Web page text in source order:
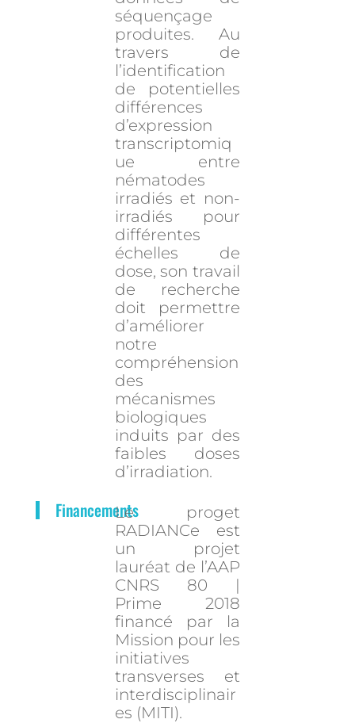
séquençage
produites. Au
travers de
l’identification
de potentielles
différences
d’expression
transcriptomiq
ue entre
nématodes
irradiés et non-
irradiés pour
différentes
échelles de
dose, son travail
de recherche
doit permettre
d’améliorer
notre
compréhension
des
mécanismes
biologiques
induits par des
faibles doses
d’irradiation.
FinancementsLe proget
RADIANCe est
un projet
lauréat de l’AAP
CNRS 80 |
Prime 2018
financé par la
Mission pour les
initiatives
transverses et
interdisciplinair
es (MITI).